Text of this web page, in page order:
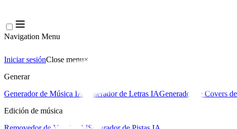
Navigation Menu
Iniciar sesiónClose menu×
Generar
Generador de Música IA
Generador de Letras IAGenerador de Covers
Edición de música